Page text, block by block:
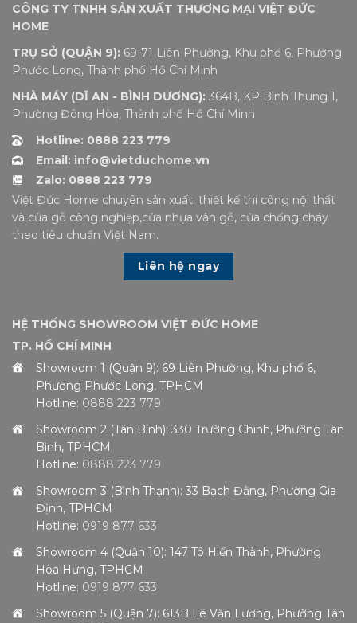
CÔNG TY TNHH SẢN XUẤT THƯƠNG MẠI VIỆT ĐỨC
HOME
TRỤ SỞ (QUẬN 9): 69-71 Liên Phường, Khu phố 6, Phường
Phước Long, Thành phố Hồ Chí Minh
NHÀ MÁY (DĨ AN - BÌNH DƯƠNG): 364B, KP Bình Thung 1,
Phường Đông Hòa, Thành phố Hồ Chí Minh
Hotline: 0888 223 779
Email: info@vietduchome.vn
Zalo: 0888 223 779
Việt Đức Home chuyên sản xuất, thiết kế thi công nội thất
và cửa gỗ công nghiệp,cửa nhựa vân gỗ, cửa chống cháy
theo tiêu chuẩn Việt Nam.
Liên hệ ngay
HỆ THỐNG SHOWROOM VIỆT ĐỨC HOME
TP. HỒ CHÍ MINH
Showroom 1 (Quận 9): 69 Liên Phường, Khu phố 6,
Phường Phước Long, TPHCM
Hotline: 0888 223 779
Showroom 2 (Tân Bình): 330 Trường Chinh, Phường Tân
Bình, TPHCM
Hotline: 0888 223 779
Showroom 3 (Bình Thạnh): 33 Bạch Đằng, Phường Gia
Định, TPHCM
Hotline: 0919 877 633
Showroom 4 (Quận 10): 147 Tô Hiến Thành, Phường
Hòa Hưng, TPHCM
Hotline: 0919 877 633
Showroom 5 (Quận 7): 613B Lê Văn Lương, Phường Tân